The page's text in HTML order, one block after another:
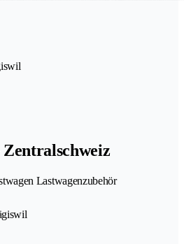
Lastwagenzubehör